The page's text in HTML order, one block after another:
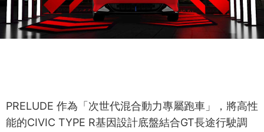
PRELUDE 作為「次世代混合動力專屬跑車」，將高性
能的CIVIC TYPE R基因設計底盤結合GT長途行駛調